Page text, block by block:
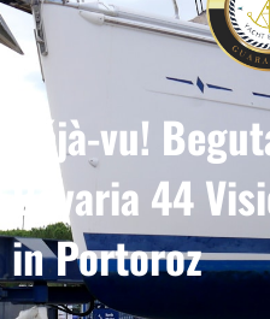
Déjà-vu!
Bavaria 44
in Portoroz